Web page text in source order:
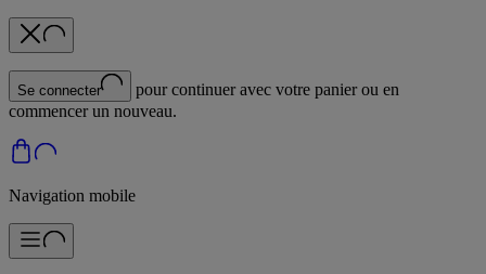
Se connecter
pour continuer avec votre panier ou en
commencer un nouveau.
Navigation mobile